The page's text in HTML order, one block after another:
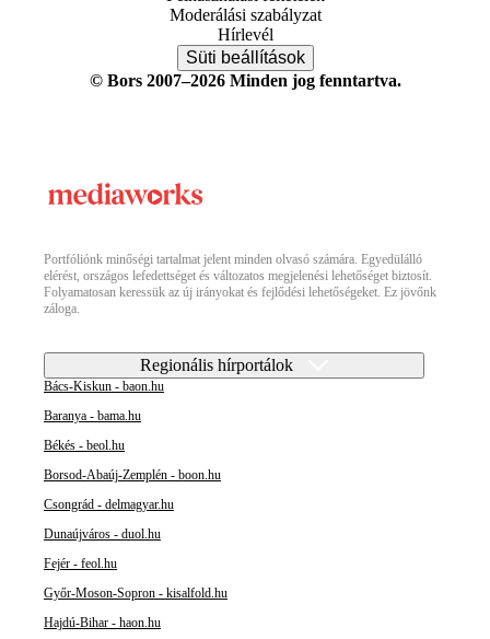
Moderálási szabályzat
Hírlevél
Süti beállítások
© Bors 2007–2026 Minden jog fenntartva.
Portfóliónk minőségi tartalmat jelent minden olvasó számára. Egyedülálló
elérést, országos lefedettséget és változatos megjelenési lehetőséget biztosít.
Folyamatosan keressük az új irányokat és fejlődési lehetőségeket. Ez jövőnk
záloga.
Regionális hírportálok
Bács-Kiskun - baon.hu
Baranya - bama.hu
Békés - beol.hu
Borsod-Abaúj-Zemplén - boon.hu
Csongrád - delmagyar.hu
Dunaújváros - duol.hu
Fejér - feol.hu
Győr-Moson-Sopron - kisalfold.hu
Hajdú-Bihar - haon.hu